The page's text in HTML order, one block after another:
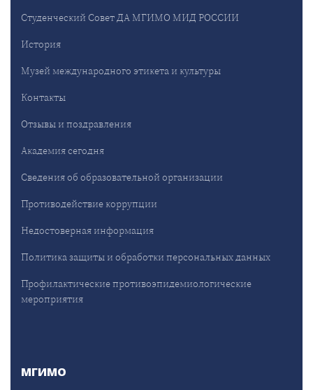
Студенческий Совет ДА МГИМО МИД РОССИИ
История
Музей международного этикета и культуры
Контакты
Отзывы и поздравления
Академия сегодня
Сведения об образовательной организации
Противодействие коррупции
Недостоверная информация
Политика защиты и обработки персональных данных
Профилактические противоэпидемиологические
мероприятия
МГИМО